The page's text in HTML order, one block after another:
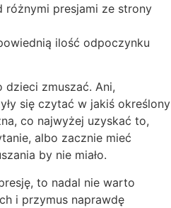
różnymi presjami ze strony
ilość odpoczynku
zmuszać. Ani,
się czytać w jakiś określony
co najwyżej uzyskać to,
albo zacznie mieć
by nie miało.
to nadal nie warto
i przymus naprawdę